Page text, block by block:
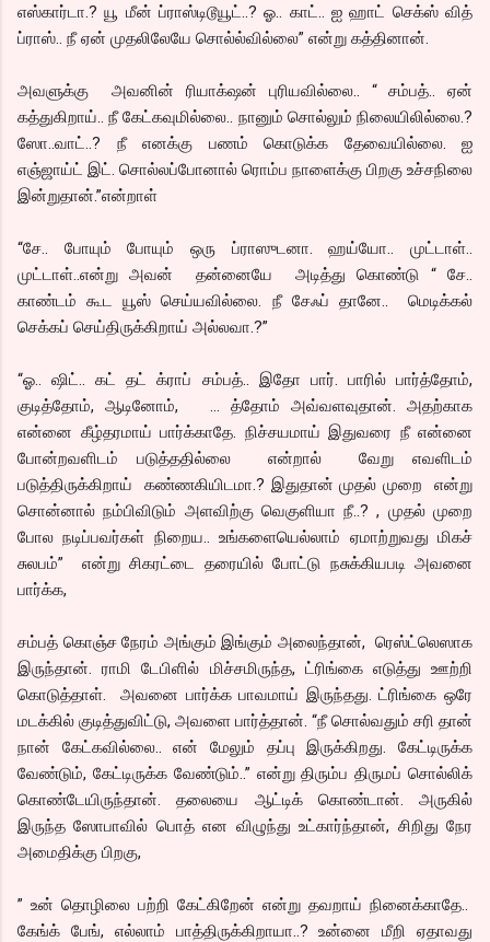
எஸ்கார்டா.? யூ மீன் ப்ராஸ்டிடூயூட்..? ஓ.. காட்.. ஐ ஹாட் செக்ஸ் வித்
ப்ராஸ்.. நீ ஏன் முதலிலேயே சொல்ல்வில்லை” என்று கத்தினான்.
அவளுக்கு அவனின் ரியாக்‌ஷன் புரியவில்லை.. “ சம்பத்.. ஏன்
கத்துகிறாய்.. நீ கேட்கவுமில்லை.. நானும் சொல்லும் நிலையிலில்லை.?
ஸோ..வாட்..? நீ எனக்கு பணம் கொடுக்க தேவையில்லை. ஐ
எஞ்ஜாய்ட் இட். சொல்லப்போனால் ரொம்ப நாளைக்கு பிறகு உச்சநிலை
இன்றுதான்.”என்றாள்
“சே.. போயும் போயும் ஒரு ப்ராஸுடனா. ஹய்யோ.. முட்டாள்..
முட்டாள்..என்று அவன் தன்னையே அடித்து கொண்டு “ சே..
காண்டம் கூட யூஸ் செய்யவில்லை. நீ சேஃப் தானே.. மெடிக்கல்
செக்கப் செய்திருக்கிறாய் அல்லவா.?”
“ஓ.. ஷிட்.. கட் தட் க்ராப் சம்பத்.. இதோ பார். பாரில் பார்த்தோம்,
குடித்தோம், ஆடினோம், … த்தோம் அவ்வளவுதான். அதற்காக
என்னை கீழ்தரமாய் பார்க்காதே. நிச்சயமாய் இதுவரை நீ என்னை
போன்றவளிடம் படுத்ததில்லை என்றால் வேறு எவளிடம்
படுத்திருக்கிறாய் கண்ணகியிடமா.? இதுதான் முதல் முறை என்று
சொன்னால் நம்பிவிடும் அளவிற்கு வெகுளியா நீ..? , முதல் முறை
போல நடிப்பவர்கள் நிறைய.. உங்களையெல்லாம் ஏமாற்றுவது மிகச்
சுலபம்” என்று சிகரட்டை தரையில் போட்டு நசுக்கியபடி அவனை
பார்க்க,
சம்பத் கொஞ்ச நேரம் அங்கும் இங்கும் அலைந்தான், ரெஸ்ட்லெஸாக
இருந்தான். ராமி டேபிளில் மிச்சமிருந்த, ட்ரிங்கை எடுத்து ஊற்றி
கொடுத்தாள். அவனை பார்க்க பாவமாய் இருந்தது. ட்ரிங்கை ஒரே
மடக்கில் குடித்துவிட்டு, அவளை பார்த்தான். “நீ சொல்வதும் சரி தான்
நான் கேட்கவில்லை.. என் மேலும் தப்பு இருக்கிறது. கேட்டிருக்க
வேண்டும், கேட்டிருக்க வேண்டும்..” என்று திரும்ப திருமப் சொல்லிக்
கொண்டேயிருந்தான். தலையை ஆட்டிக் கொண்டான். அருகில்
இருந்த ஸோபாவில் பொத் என விழுந்து உட்கார்ந்தான், சிறிது நேர
அமைதிக்கு பிறகு,
” உன் தொழிலை பற்றி கேட்கிறேன் என்று தவறாய் நினைக்காதே..
கேங்க் பேங், எல்லாம் பாத்திருக்கிறாயா..? உன்னை மீறி ஏதாவது